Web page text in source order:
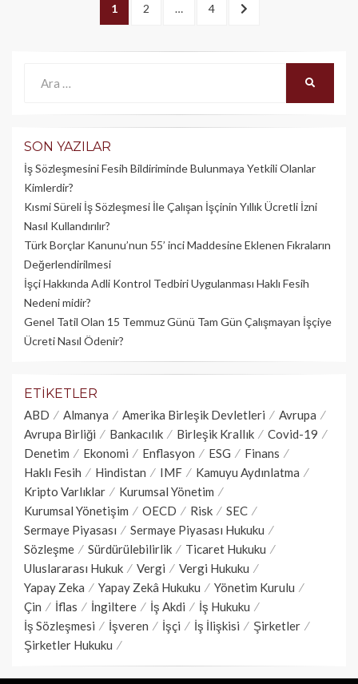
PAGE
1 PAGE
2 … PAGE
4
SONRAKI
SON YAZILAR
İş Sözleşmesini Fesih Bildiriminde Bulunmaya Yetkili Olanlar
Kimlerdir?
Kısmi Süreli İş Sözleşmesi İle Çalışan İşçinin Yıllık Üc­retli İzni
Nasıl Kullandırılır?
Türk Borçlar Kanunu’nun 55’ inci Maddesine Eklenen Fıkraların
Değerlendirilmesi
İşçi Hakkında Adli Kontrol Tedbiri Uygulanması Haklı Fesih
Nedeni midir?
Genel Tatil Olan 15 Temmuz Günü Tam Gün Çalışmayan İşçiye
Ücreti Nasıl Ödenir?
ETIKETLER
ABD Almanya Amerika Birleşik Devletleri
Avrupa
Avrupa Birliği
Bankacılık Birleşik Krallık
Covid-19
Denetim
Ekonomi Enflasyon ESG
Finans
Haklı Fesih
Hindistan IMF
Kamuyu Aydınlatma
Kripto Varlıklar
Kurumsal Yönetim
Kurumsal Yönetişim
OECD Risk
SEC
Sermaye Piyasası
Sermaye Piyasası Hukuku
Sözleşme
Sürdürülebilirlik
Ticaret Hukuku
Uluslararası Hukuk
Vergi
Vergi Hukuku
Yapay Zeka
Yapay Zekâ Hukuku
Yönetim Kurulu
Çin
İflas İngiltere İş Akdi
İş Hukuku
İş Sözleşmesi
İşveren İşçi İş İlişkisi
Şirketler
Şirketler Hukuku